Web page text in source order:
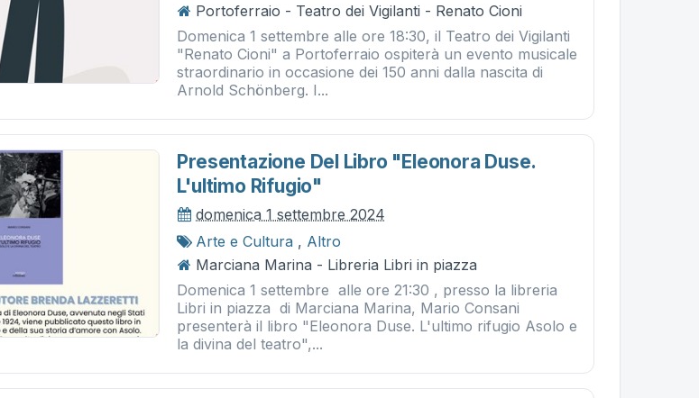
Portoferraio - Teatro dei Vigilanti - Renato Cioni
Domenica 1 settembre alle ore 18:30, il Teatro dei Vigilanti
"Renato Cioni" a Portoferraio ospiterà un evento musicale
straordinario in occasione dei 150 anni dalla nascita di
Arnold Schönberg. I...
Presentazione Del Libro "eleonora Duse.
L'ultimo Rifugio"
domenica 1 settembre 2024
Arte e Cultura , Altro
Marciana Marina - Libreria Libri in piazza
Domenica 1 settembre alle ore 21:30 , presso la libreria
Libri in piazza di Marciana Marina, Mario Consani
presenterà il libro "Eleonora Duse. L'ultimo rifugio Asolo e
la divina del teatro",...